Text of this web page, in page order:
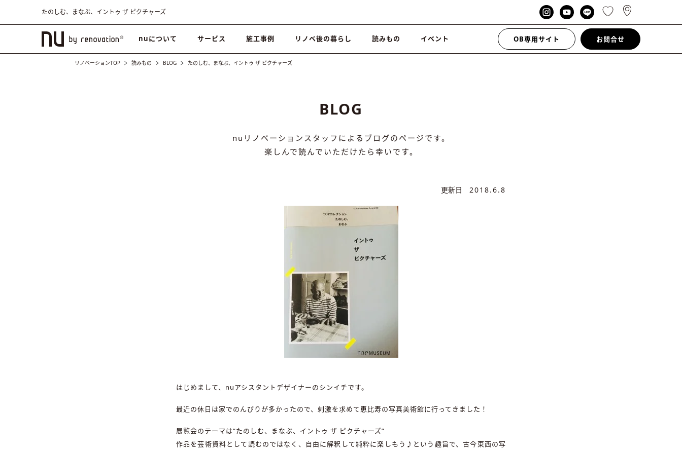
たのしむ、まなぶ、イントゥ ザ ピクチャーズ
nuについて サービス 施工事例 リノベ後の暮らし 読みもの イベント OB専用サイト お問合せ
リノベーションTOP 読みもの BLOG たのしむ、まなぶ、イントゥ ザ ピクチャーズ
BLOG
nuリノベーションスタッフによるブログのページです。
楽しんで読んでいただけたら幸いです。
更新日 2018.6.8
はじめまして、nuアシスタントデザイナーのシンイチです。
最近の休日は家でのんびりが多かったので、刺激を求めて恵比寿の写真美術館に行ってきました！
展覧会のテーマは“たのしむ、まなぶ、イントゥ ザ ピクチャーズ”
作品を芸術資料として読むのではなく、自由に解釈して純粋に楽しもう♪という趣旨で、古今東西の写